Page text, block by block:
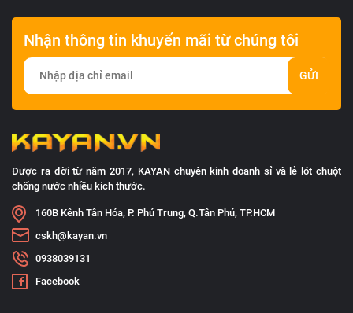
Nhận thông tin khuyến mãi từ chúng tôi
GỬI
Được ra đời từ năm 2017, KAYAN chuyên kinh doanh sỉ và lẻ lót chuột
chống nước nhiều kích thước.
160B Kênh Tân Hóa, P. Phú Trung, Q.Tân Phú, TP.HCM
cskh@kayan.vn
0938039131
Facebook